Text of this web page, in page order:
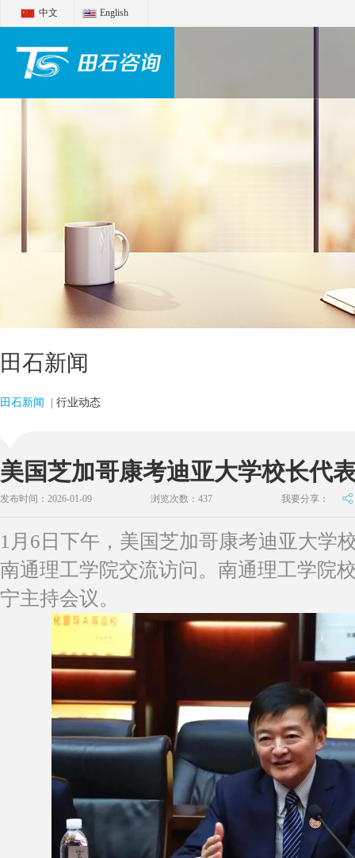
中文 English
田石新闻
田石新闻 行业动态
美国芝加哥康考迪亚大学校长代
发布时间：2026-01-09 浏览次数： 437 我要分享：
1月6日下午，美国芝加哥康考迪亚大学
南通理工学院交流访问。南通理工学院
宁主持会议。